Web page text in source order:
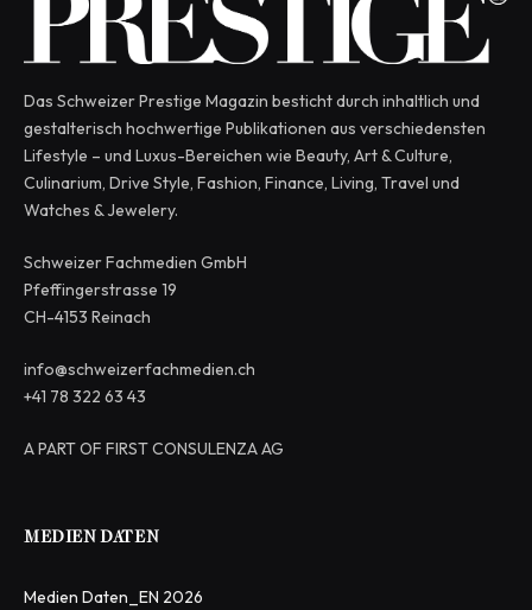
Das Schweizer Prestige Magazin besticht durch inhaltlich und
gestalterisch hochwertige Publikationen aus verschiedensten
Lifestyle – und Luxus-Bereichen wie Beauty, Art & Culture,
Culinarium, Drive Style, Fashion, Finance, Living, Travel und
Watches & Jewelery.
Schweizer Fachmedien GmbH
Pfeffingerstrasse 19
CH-4153 Reinach
info@schweizerfachmedien.ch
+41 78 322 63 43
A PART OF FIRST CONSULENZA AG
MEDIEN DATEN
Medien Daten_EN 2026